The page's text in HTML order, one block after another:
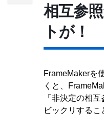
相互参
トが！
FrameMakerを
くと、
「非決定の相
ビックリするこ